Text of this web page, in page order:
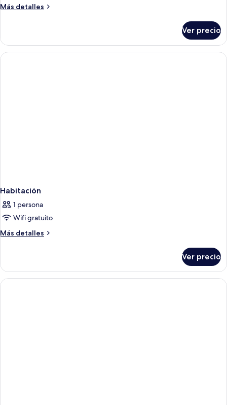
Más detalles
Más
estudio
Ver precio
Habitación
1 persona
Wifi gratuito
Más detalles
Más
Ver precio